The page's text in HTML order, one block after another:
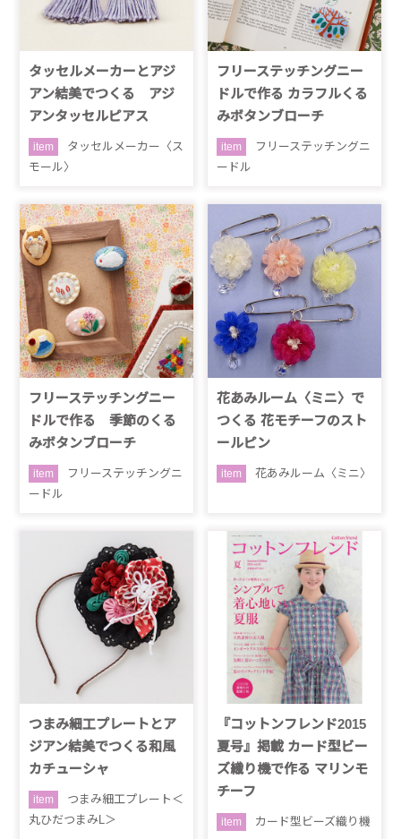
タッセルメーカーとアジ
アン結美でつくる アジ
アンタッセルピアス
item
タッセルメーカー〈ス
モール〉
フリーステッチングニー
ドルで作る カラフルくる
みボタンブローチ
item
フリーステッチングニ
ードル
フリーステッチングニー
ドルで作る 季節のくる
みボタンブローチ
item
フリーステッチングニ
ードル
花あみルーム〈ミニ〉で
つくる 花モチーフのスト
ールピン
item 花あみルーム〈ミニ〉
つまみ細工プレートとア
ジアン結美でつくる和風
カチューシャ
item
つまみ細工プレート＜
丸ひだつまみL＞
『コットンフレンド2015
夏号』掲載 カード型ビー
ズ織り機で作る マリンモ
チーフ
item カード型ビーズ織り機